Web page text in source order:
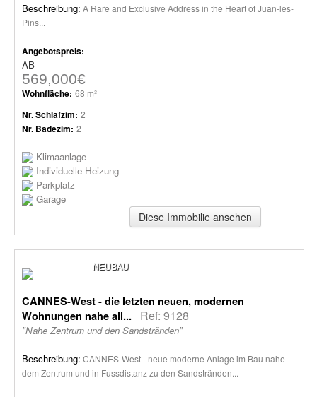
Beschreibung: A Rare and Exclusive Address in the Heart of Juan-les-
Pins...
Angebotspreis:
AB
569,000€
Wohnfläche: 68 m²
Nr. Schlafzim: 2
Nr. Badezim: 2
Klimaanlage
Individuelle Heizung
Parkplatz
Garage
Diese Immobilie ansehen
NEUBAU
CANNES-West - die letzten neuen, modernen
Wohnungen nahe all...
Ref: 9128
"Nahe Zentrum und den Sandstränden"
Beschreibung: CANNES-West - neue moderne Anlage im Bau nahe
dem Zentrum und in Fussdistanz zu den Sandstränden...